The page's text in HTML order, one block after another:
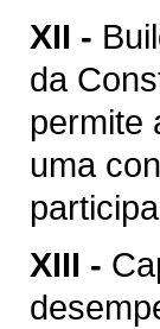
XII -
da
permite
uma
XIII -